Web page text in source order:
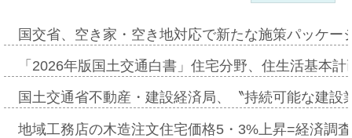
国交省、空き家・空き地対応で新たな施策パッケ
「2026年版国土交通白書」住宅分野、住生活基本
国土交通省不動産・建設経済局、〝持続可能な建
地域工務店の木造注文住宅価格5・3%上昇=経済調